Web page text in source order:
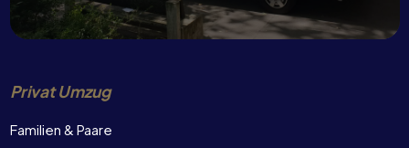
Privat Umzug
Familien & Paare